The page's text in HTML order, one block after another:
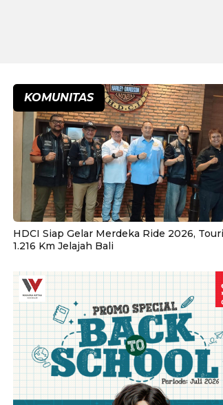
KOMUNITAS
HDCI Siap Gelar Merdeka Ride 2026,
1.216 Km Jelajah Bali